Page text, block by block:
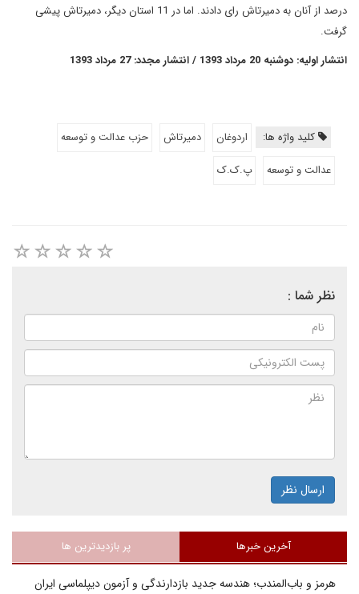
درصد از آنان به دمیرتاش رای دادند. اما در 11 استان دیگر، دمیرتاش پیشی
گرفت.
انتشار اولیه: دوشنبه 20 مرداد 1393 / انتشار مجدد: 27 مرداد 1393
کلید واژه ها: اردوغان دمیرتاش
حزب عدالت و توسعه
عدالت و توسعه
پ.ک.ک
نظر شما :
ارسال نظر
آخرین خبرها پر بازدیدترین ها
هرمز و باب‌المندب؛ هندسه جدید بازدارندگی و آزمون دیپلماسی ایران